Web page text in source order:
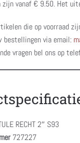
zijn vanaf € 9.50. Het
die op voorraad
bestellingen via email:
vragen bel ons op
RECHT 2″ S93
727227